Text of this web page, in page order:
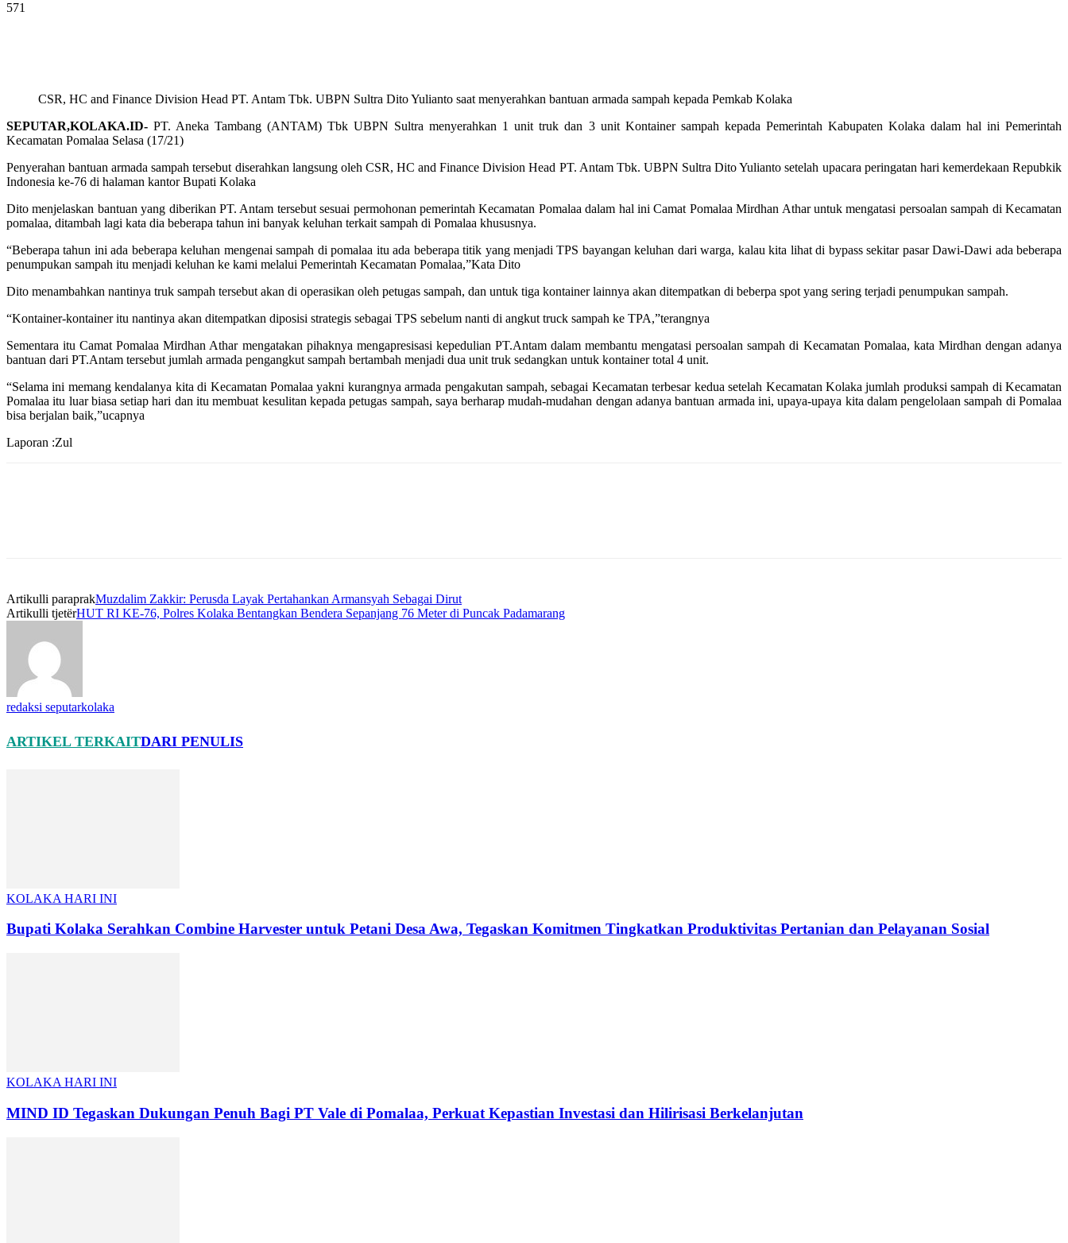
571
CSR, HC and Finance Division Head PT. Antam Tbk. UBPN Sultra Dito Yulianto saat menyerahkan bantuan armada sampah kepada Pemkab Kolaka
SEPUTAR,KOLAKA.ID- PT. Aneka Tambang (ANTAM) Tbk UBPN Sultra menyerahkan 1 unit truk dan 3 unit Kontainer sampah kepada Pemerintah Kabupaten Kolaka dalam hal ini Pemerintah
Kecamatan Pomalaa Selasa (17/21)
Penyerahan bantuan armada sampah tersebut diserahkan langsung oleh CSR, HC and Finance Division Head PT. Antam Tbk. UBPN Sultra Dito Yulianto setelah upacara peringatan hari kemerdekaan Repubkik
Indonesia ke-76 di halaman kantor Bupati Kolaka
Dito menjelaskan bantuan yang diberikan PT. Antam tersebut sesuai permohonan pemerintah Kecamatan Pomalaa dalam hal ini Camat Pomalaa Mirdhan Athar untuk mengatasi persoalan sampah di Kecamatan
pomalaa, ditambah lagi kata dia beberapa tahun ini banyak keluhan terkait sampah di Pomalaa khususnya.
“Beberapa tahun ini ada beberapa keluhan mengenai sampah di pomalaa itu ada beberapa titik yang menjadi TPS bayangan keluhan dari warga, kalau kita lihat di bypass sekitar pasar Dawi-Dawi ada beberapa
penumpukan sampah itu menjadi keluhan ke kami melalui Pemerintah Kecamatan Pomalaa,”Kata Dito
Dito menambahkan nantinya truk sampah tersebut akan di operasikan oleh petugas sampah, dan untuk tiga kontainer lainnya akan ditempatkan di beberpa spot yang sering terjadi penumpukan sampah.
“Kontainer-kontainer itu nantinya akan ditempatkan diposisi strategis sebagai TPS sebelum nanti di angkut truck sampah ke TPA,”terangnya
Sementara itu Camat Pomalaa Mirdhan Athar mengatakan pihaknya mengapresisasi kepedulian PT.Antam dalam membantu mengatasi persoalan sampah di Kecamatan Pomalaa, kata Mirdhan dengan adanya
bantuan dari PT.Antam tersebut jumlah armada pengangkut sampah bertambah menjadi dua unit truk sedangkan untuk kontainer total 4 unit.
“Selama ini memang kendalanya kita di Kecamatan Pomalaa yakni kurangnya armada pengakutan sampah, sebagai Kecamatan terbesar kedua setelah Kecamatan Kolaka jumlah produksi sampah di Kecamatan
Pomalaa itu luar biasa setiap hari dan itu membuat kesulitan kepada petugas sampah, saya berharap mudah-mudahan dengan adanya bantuan armada ini, upaya-upaya kita dalam pengelolaan sampah di Pomalaa
bisa berjalan baik,”ucapnya
Laporan :Zul
Artikulli paraprakMuzdalim Zakkir: Perusda Layak Pertahankan Armansyah Sebagai Dirut
Artikulli tjetërHUT RI KE-76, Polres Kolaka Bentangkan Bendera Sepanjang 76 Meter di Puncak Padamarang
redaksi seputarkolaka
ARTIKEL TERKAITDARI PENULIS
KOLAKA HARI INI
Bupati Kolaka Serahkan Combine Harvester untuk Petani Desa Awa, Tegaskan Komitmen Tingkatkan Produktivitas Pertanian dan Pelayanan Sosial
KOLAKA HARI INI
MIND ID Tegaskan Dukungan Penuh Bagi PT Vale di Pomalaa, Perkuat Kepastian Investasi dan Hilirisasi Berkelanjutan